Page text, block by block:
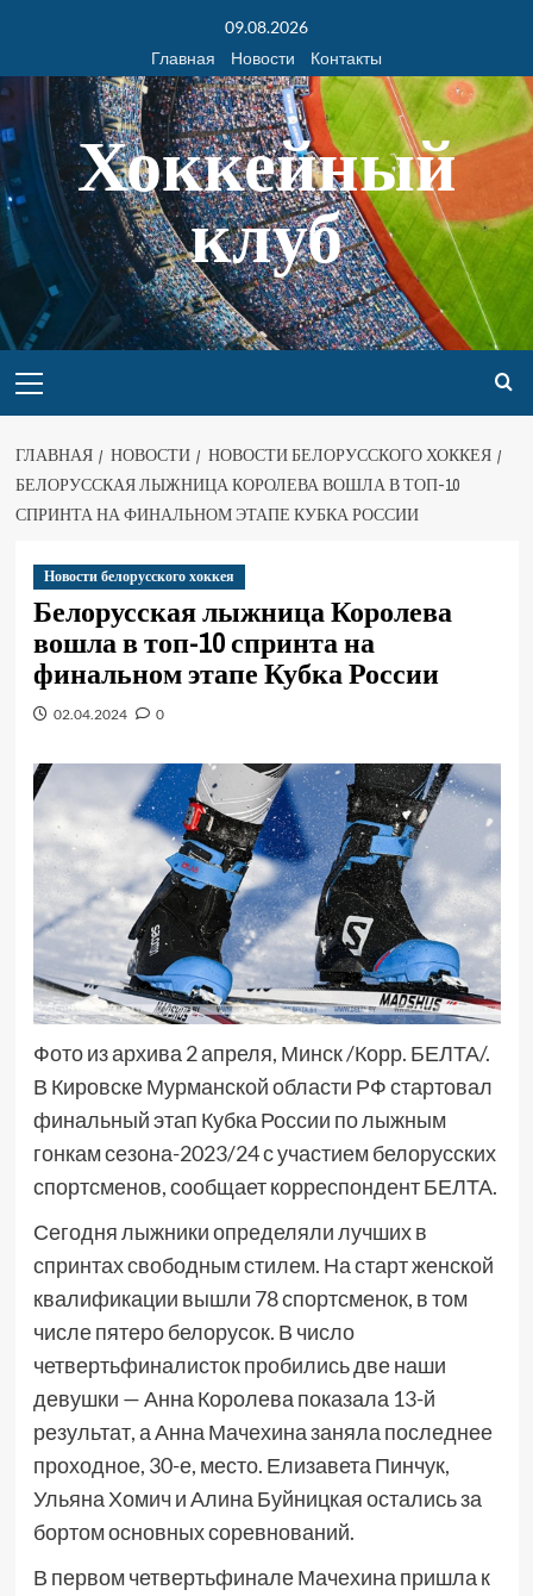
09.08.2026
Главная
Новости Контакты
Хоккейный
клуб
ГЛАВНАЯ НОВОСТИ
НОВОСТИ БЕЛОРУССКОГО ХОККЕЯ
БЕЛОРУССКАЯ ЛЫЖНИЦА КОРОЛЕВА ВОШЛА В ТОП-10
СПРИНТА НА ФИНАЛЬНОМ ЭТАПЕ КУБКА РОССИИ
Новости белорусского хоккея
Белорусская лыжница Королева
вошла в топ-10 спринта на
финальном этапе Кубка России
02.04.2024 0
Фото из архива 2 апреля, Минск /Корр. БЕЛТА/.
В Кировске Мурманской области РФ стартовал
финальный этап Кубка России по лыжным
гонкам сезона-2023/24 с участием белорусских
спортсменов, сообщает корреспондент БЕЛТА.
Сегодня лыжники определяли лучших в
спринтах свободным стилем. На старт женской
квалификации вышли 78 спортсменок, в том
числе пятеро белорусок. В число
четвертьфиналисток пробились две наши
девушки — Анна Королева показала 13-й
результат, а Анна Мачехина заняла последнее
проходное, 30-е, место. Елизавета Пинчук,
Ульяна Хомич и Алина Буйницкая остались за
бортом основных соревнований.
В первом четвертьфинале Мачехина пришла к